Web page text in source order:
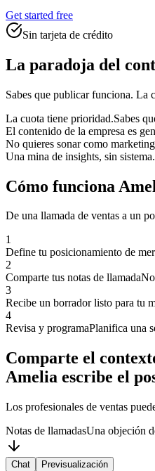
Get started free
Sin tarjeta de crédito
La paradoja del
Sabes que publicar funciona. La
La cuota tiene prioridad.Sabes
El contenido de la empresa es
No quieres sonar como
Una mina de insights, sin sistema.
Cómo funciona
De una llamada de ventas a un
1
Define tu posicionamiento de
2
Comparte tus notas de llamada
3
Recibe un borrador listo para tu
4
Revisa y programaPlanifica una
Comparte el
Amelia escribe el
Los profesionales de ventas
Notas de llamadasUna objeción
Chat Previsualización